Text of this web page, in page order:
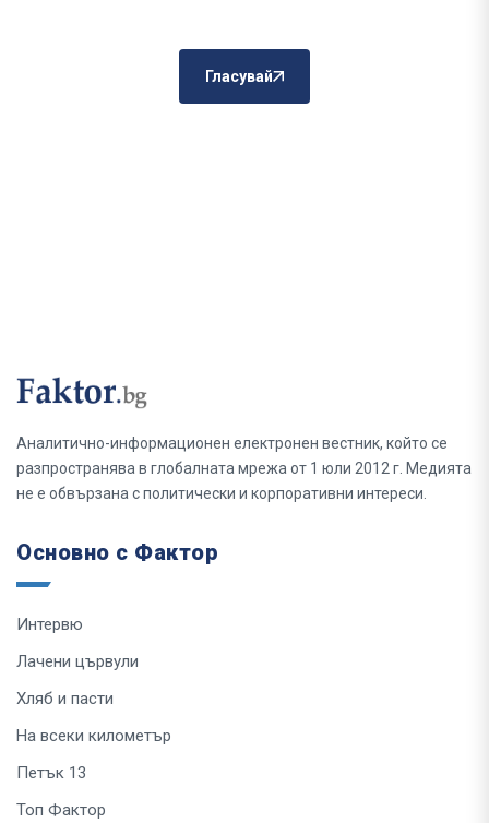
Гласувай
Аналитично-информационен електронен вестник, който се
разпространява в глобалната мрежа от 1 юли 2012 г. Медията
не е обвързана с политически и корпоративни интереси.
Основно с Фактор
Интервю
Лачени цървули
Хляб и пасти
На всеки километър
Петък 13
Топ Фактор